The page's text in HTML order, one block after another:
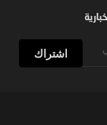
اشتراك